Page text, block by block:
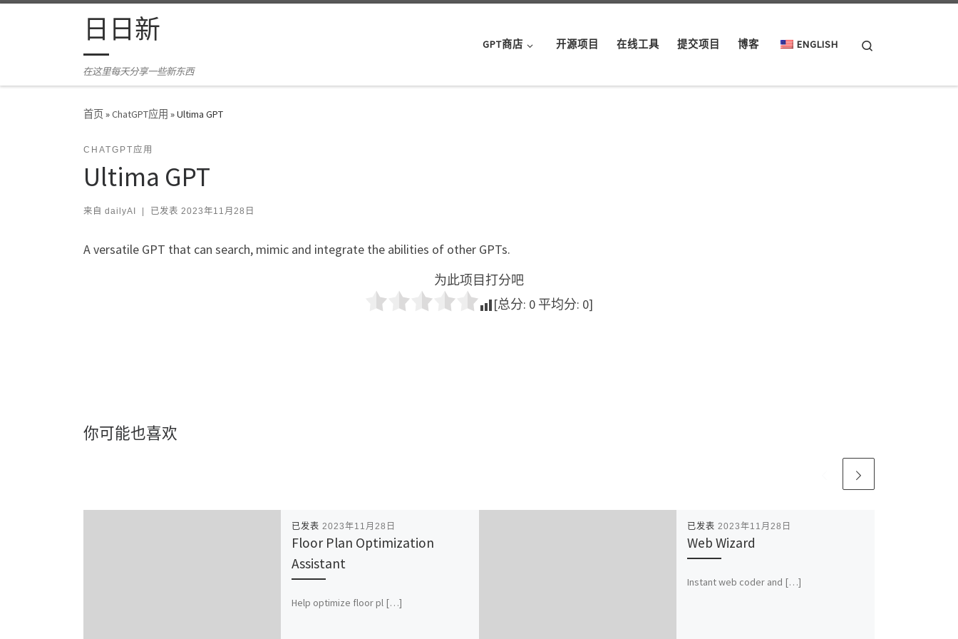
Skip to content日日新
在这里每天分享一些新东西
GPT商店 开源项目 在线工具 提交项目 博客 ENGLISH
首页»ChatGPT应用 »Ultima GPT
CHATGPT应用
Ultima GPT
来自 dailyAI 已发表 2023年11月28日
A versatile GPT that can search, mimic and integrate the abilities of other GPTs.
为此项目打分吧
[总分: 0 平均分: 0]
你可能也喜欢
已发表 2023年11月28日
Floor Plan Optimization
Assistant
Help optimize floor pl […]
已发表 2023年11月28日
Web Wizard
Instant web coder and […]